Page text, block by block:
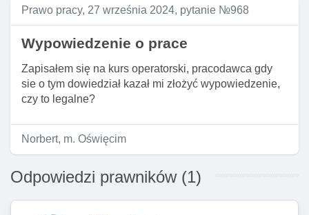
Prawo pracy, 27 września 2024, pytanie №968
Wypowiedzenie o prace
Zapisałem się na kurs operatorski, pracodawca gdy
sie o tym dowiedział kazał mi złożyć wypowiedzenie,
czy to legalne?
Norbert, m. Oświęcim
Odpowiedzi prawników (1)